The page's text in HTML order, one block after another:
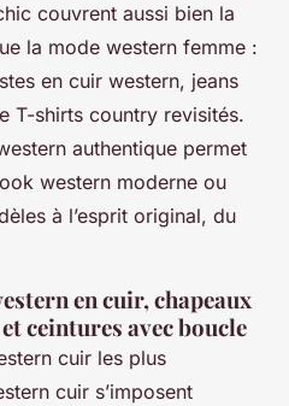
couvrent aussi bien la
la mode western femme :
en cuir western, jeans
T-shirts country revisités.
authentique permet
western moderne ou
à l’esprit original, du
en cuir, chapeaux
ceintures avec boucle
cuir les plus
cuir s’imposent